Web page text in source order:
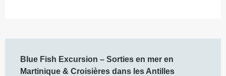
Blue Fish Excursion – Sorties en mer en
Martinique & Croisières dans les Antilles